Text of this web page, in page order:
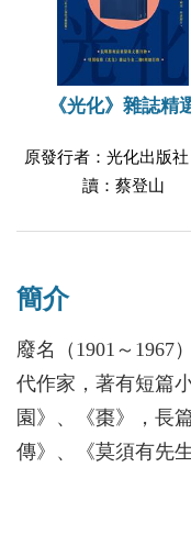
《光化》雜誌精
原發行者：光化出版
讀：蔡登山
簡介
廢名（1901～1967
代作家，著有短篇
園》、《棗》，長
傳》、《莫須有先